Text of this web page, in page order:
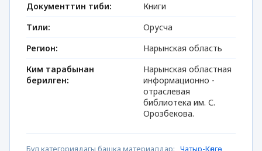
Документтин тиби:
Книги
Тили:
Орусча
Регион:
Нарынская область
Ким тарабынан
берилген:
Нарынская областная
информационно -
отраслевая
библиотека им. С.
Орозбекова.
Бул категориядагы башка материалдар: Чатыр-Көлгө